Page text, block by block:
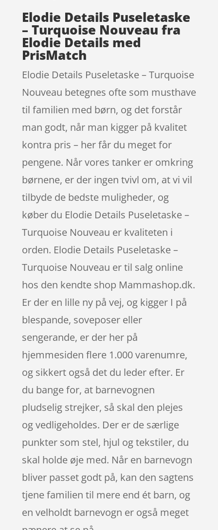
Elodie Details Puseletaske
– Turquoise Nouveau fra
Elodie Details med
PrisMatch
Elodie Details Puseletaske – Turquoise
Nouveau betegnes ofte som musthave
til familien med børn, og det forstår
man godt, når man kigger på kvalitet
kontra pris – her får du meget for
pengene. Når vores tanker er omkring
børnene, er der ingen tvivl om, at vi vil
tilbyde de bedste muligheder, og
køber du Elodie Details Puseletaske –
Turquoise Nouveau er kvaliteten i
orden. Elodie Details Puseletaske –
Turquoise Nouveau er til salg online
hos den kendte shop Mammashop.dk.
Er der en lille ny på vej, og kigger I på
blespande, soveposer eller
sengerande, er der her på
hjemmesiden flere 1.000 varenumre,
og sikkert også det du leder efter. Er
du bange for, at barnevognen
pludselig strejker, så skal den plejes
og vedligeholdes. Der er de særlige
punkter som stel, hjul og tekstiler, du
skal holde øje med. Når en barnevogn
bliver passet godt på, kan den sagtens
tjene familien til mere end ét barn, og
en velholdt barnevogn er også meget